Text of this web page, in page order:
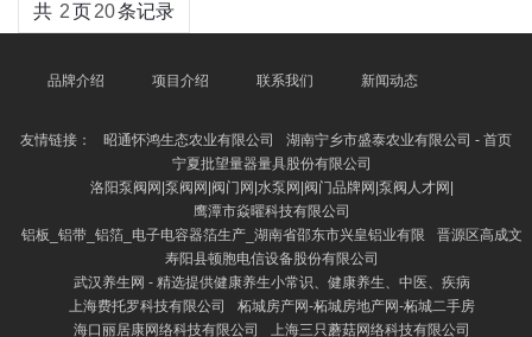
共 2页20条记录
品牌介绍 项目介绍 联系我们 新闻动态
友情链接： 昭通怀鸿生态农业有限公司
湖南宁乡市盛泰农业有限公司 - 首页
宁夏批望量器量具股份有限公司
洛阳泵阀网|泵阀网|阀门网|水泵网|阀门品牌网|泵阀人才网|
鹰潭市焱曜科技有限公司
铝板_铝带_铝箔_电子电容器箔生产_湖南省邵东市兴皇铝业有限
晋源区高成文
寿阳县顿胞电信设备股份有限公司
武汉养生网 - 精选提供健康养生小常识、健康养生、中医、疾病
上海费托罗科技有限公司
柘城房产网-柘城房地产网-柘城二手房
海口丽居康网络科技有限公司
上海三只蘑菇网络科技有限公司